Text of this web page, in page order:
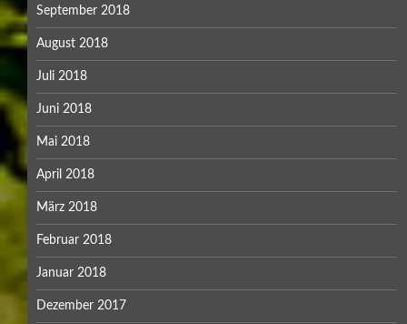
September 2018
August 2018
Juli 2018
Juni 2018
Mai 2018
April 2018
März 2018
Februar 2018
Januar 2018
Dezember 2017